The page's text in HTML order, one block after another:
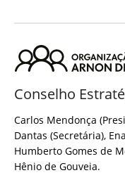
Conselho
Carlos Mendonça
Dantas (Secretária),
Humberto Gomes de
Hênio de Gouveia.